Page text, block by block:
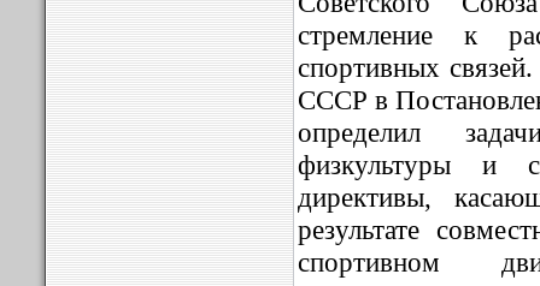
стремление к
спортивных
СССР в
определил
физкультуры и
директивы,
результате
спортивном